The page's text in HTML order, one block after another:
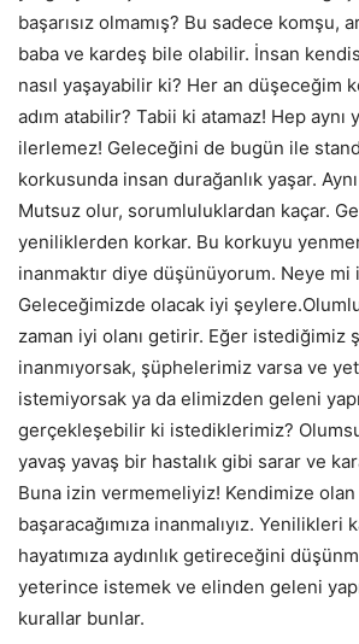
başarısız olmamış? Bu sadece komşu,
baba ve kardeş bile olabilir. İnsan
nasıl yaşayabilir ki? Her an düşeceğim
adım atabilir? Tabii ki atamaz! Hep aynı
ilerlemez! Geleceğini de bugün ile
korkusunda insan durağanlık yaşar.
Mutsuz olur, sorumluluklardan kaçar.
yeniliklerden korkar. Bu korkuyu
inanmaktır diye düşünüyorum. Neye mi
Geleceğimizde olacak iyi
zaman iyi olanı getirir. Eğer istediğimiz
inanmıyorsak, şüphelerimiz varsa ve
istemiyorsak ya da elimizden geleni
gerçekleşebilir ki istediklerimiz?
yavaş yavaş bir hastalık gibi sarar ve
Buna izin vermemeliyiz! Kendimize olan
başaracağımıza inanmalıyız. Yenilikleri
hayatımıza aydınlık getireceğini
yeterince istemek ve elinden geleni
kurallar bunlar.